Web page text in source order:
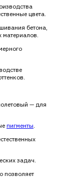
цвета.
бетона,
материалов.
— для
пигменты
задач.
позволяет